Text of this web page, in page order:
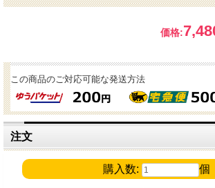
価格:
この商品のご対応可能な発送方法
注文
購入数: 個